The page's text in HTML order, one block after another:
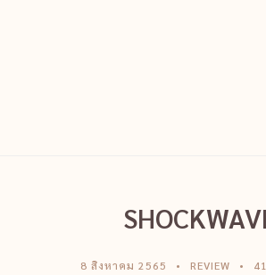
8 สิงหาคม 2565 REVIEW